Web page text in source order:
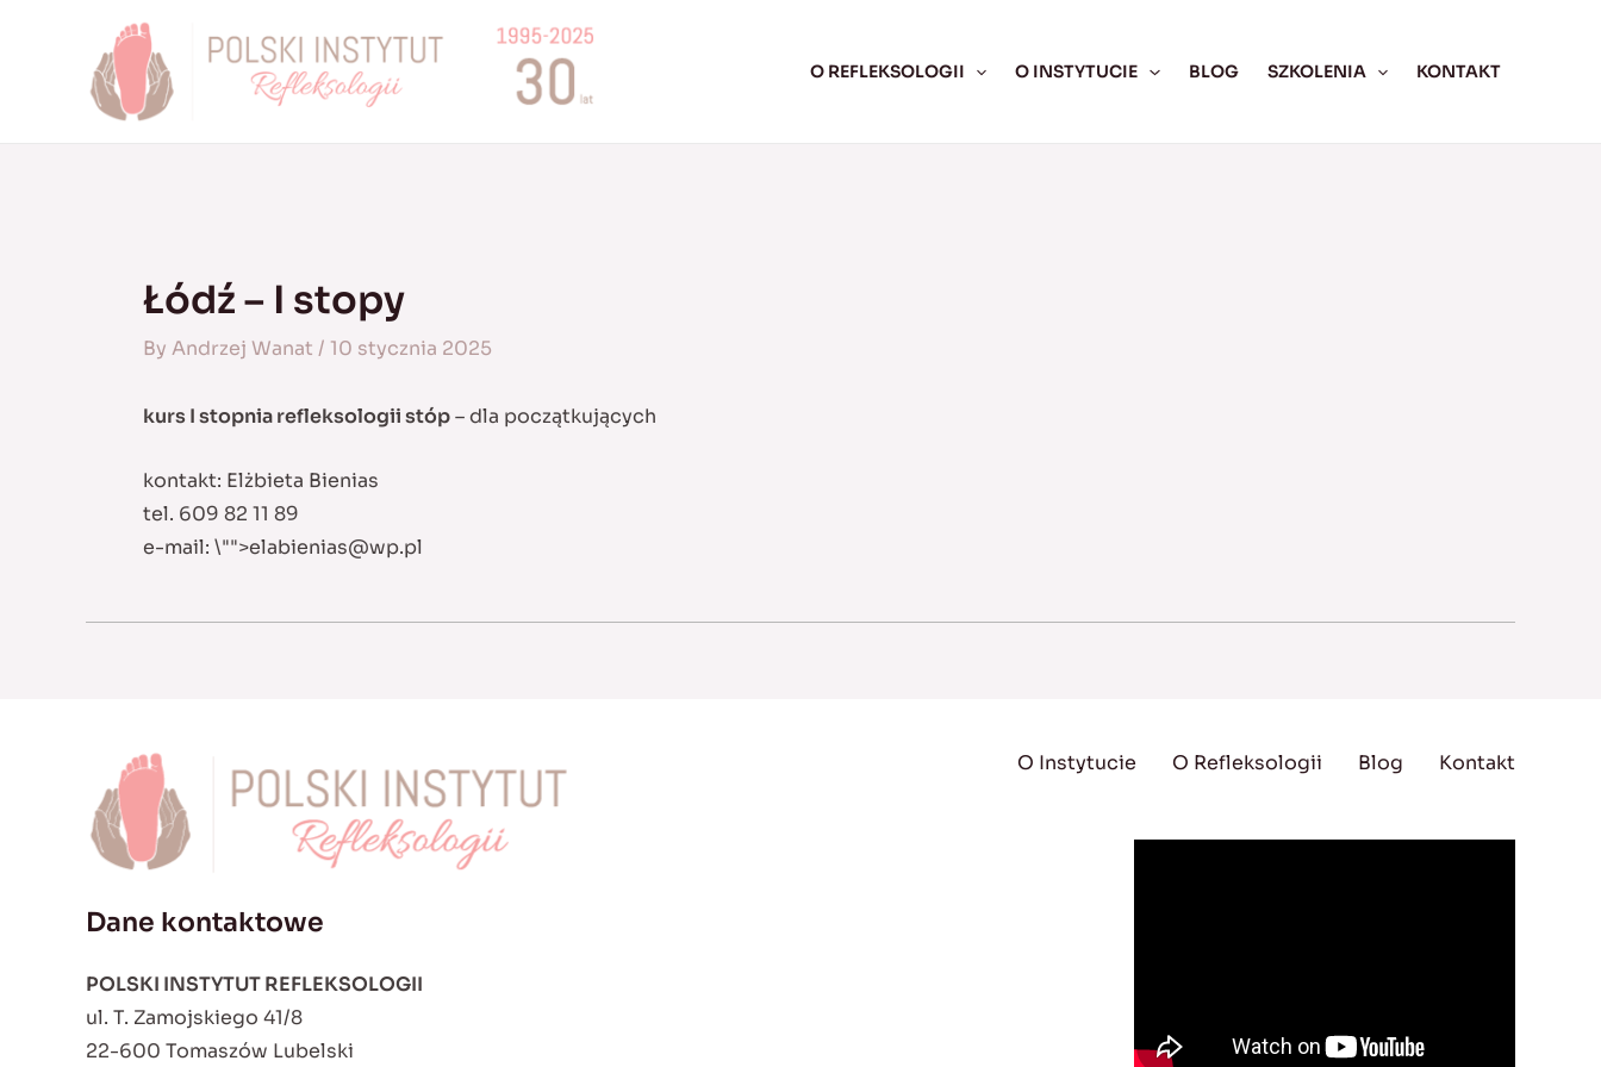
O REFLEKSOLOGII O INSTYTUCIE BLOG SZKOLENIA KONTAKT
Łódź – I stopy
By Andrzej Wanat / 10 stycznia 2025
kurs I stopnia refleksologii stóp– dla początkujących
kontakt: Elżbieta Bienias
tel. 609 82 11 89
e-mail: \"">elabienias@wp.pl
Dane kontaktowe
POLSKI INSTYTUT REFLEKSOLOGII
ul. T. Zamojskiego 41/8
22-600 Tomaszów Lubelski
O Instytucie O Refleksologii Blog Kontakt